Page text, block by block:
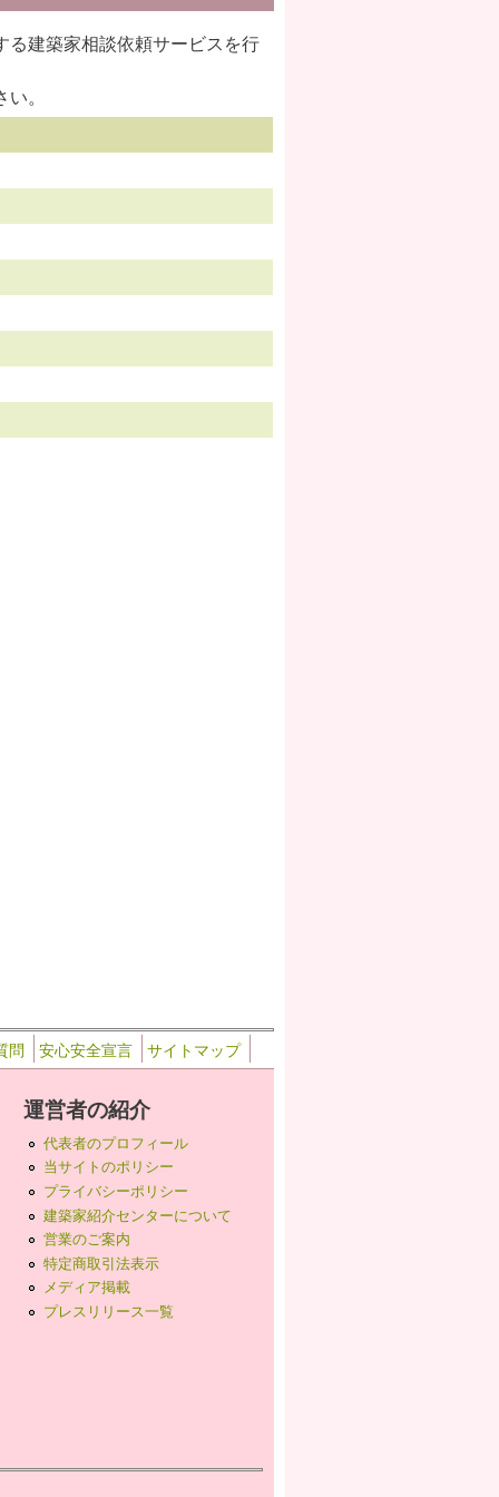
建築家相談依頼サービスを行
。
問 安心安全宣言 サイトマップ
運営者の紹介
代表者のプロフィール
当サイトのポリシー
プライバシーポリシー
建築家紹介センターについて
営業のご案内
特定商取引法表示
メディア掲載
プレスリリース一覧